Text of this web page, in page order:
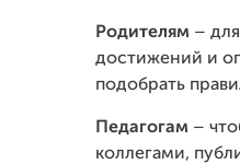
Родителям –
достижений и
подобрать
Педагогам –
коллегами,